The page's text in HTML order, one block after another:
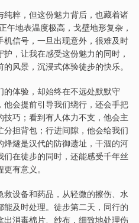
粹，但这份魅力背后，也藏着诸
地表温度极高，戈壁地形复杂，
信号，一旦出现意外，很难及时
，让我在感受这份魅力的同时，
风景，沉浸式体验徒步的快乐。
体验，却始终在不远处默默守
会提前引导我们绕行，还会手把
巧；看到有人体力不支，他会主
担背包；行进间隙，他会给我们
燧是汉代的防御遗址，干涸的河
在徒步的同时，还能感受千年丝
有意义。
设备和药品，从轻微的擦伤、水
及时处理。徒步第二天，同行的
消毒棉片、纱布，细致地处理伤